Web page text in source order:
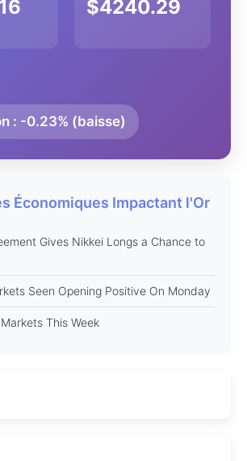
$4240.29
: -0.23% (baisse)
Économiques Impactant l'Or
Gives Nikkei Longs a Chance to
Seen Opening Positive On Monday
This Week